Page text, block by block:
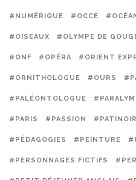
#NUMÉRIQUE #OCCE
#OISEAUX #OLYMPE DE
#ONF #OPÉRA #ORIENT
#ORNITHOLOGUE #OURS
#PALÉONTOLOGUE
#PARIS #PASSION
#PÉDAGOGIES #PEINTURE
#PERSONNAGES FICTIFS